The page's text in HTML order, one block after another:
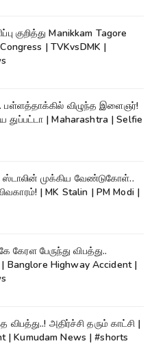
Manikkam Tagore
| TVKvsDMK |
பள்ளத்தாக்கில் விழுந்த இளைஞர்!
துப்பட்டா | Maharashtra | Selfie
ஸ்டாலின் முக்கிய வேண்டுகோள்..
| MK Stalin | PM Modi |
கேரள பேருந்து விபத்து..
| Banglore Highway Accident |
விபத்து..! அதிர்ச்சி தரும் காட்சி |
| Kumudam News | #shorts